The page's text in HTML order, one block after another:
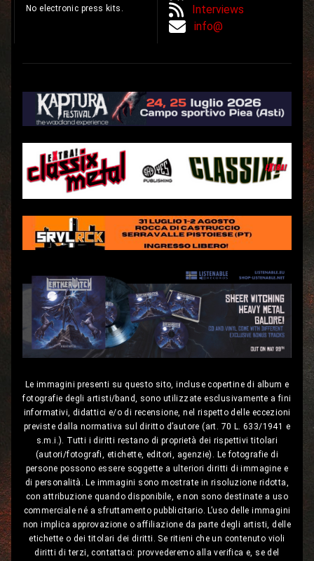
No electronic press kits.
Interviews
info@
Le immagini presenti su questo sito, incluse copertine di album e
fotografie degli artisti/band, sono utilizzate esclusivamente a fini
informativi, didattici e/o di recensione, nel rispetto delle eccezioni
previste dalla normativa sul diritto d’autore (art. 70 L. 633/1941 e
s.m.i.). Tutti i diritti restano di proprietà dei rispettivi titolari
(autori/fotografi, etichette, editori, agenzie). Le fotografie di
persone possono essere soggette a ulteriori diritti di immagine e
di personalità. Le immagini sono mostrate in risoluzione ridotta,
con attribuzione quando disponibile, e non sono destinate a uso
commerciale né a sfruttamento pubblicitario. L’uso delle immagini
non implica approvazione o affiliazione da parte degli artisti, delle
etichette o dei titolari dei diritti. Se ritieni che un contenuto violi
diritti di terzi, contattaci: provvederemo alla verifica e, se del